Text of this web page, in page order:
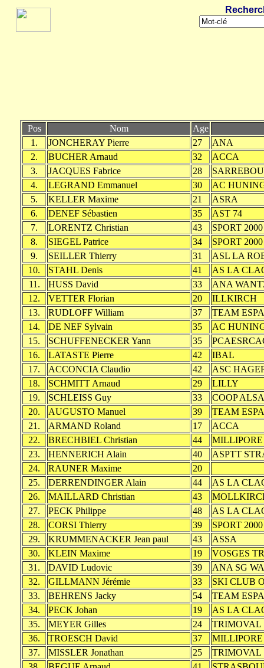
Pos Nom
Age
1.
JONCHERAY Pierre 27
ANA
2.
BUCHER Arnaud 32
ACCA
3.
JACQUES Fabrice 28
4.
LEGRAND Emmanuel 30
AC
5.
KELLER Maxime 21
ASRA
6.
DENEF Sébastien 35
AST 74
7.
LORENTZ Christian 43
SPORT 2000
8.
SIEGEL Patrice 34
SPORT 2000
9.
SEILLER Thierry 31
ASL LA
10.
STAHL Denis 41
AS LA
11.
HUSS David 33
ANA
12.
VETTER Florian 20
ILLKIRCH
13.
RUDLOFF William 37
TEAM
14.
DE NEF Sylvain 35
AC
15.
SCHUFFENECKER Yann 35
16.
LATASTE Pierre 42
IBAL
17.
ACCONCIA Claudio 42
ASC
18.
SCHMITT Arnaud 29
LILLY
19.
SCHLEISS Guy 33
COOP
20.
AUGUSTO Manuel 39
TEAM
21.
ARMAND Roland 17
ACCA
22.
BRECHBIEL Christian 44
MILLIPORE
23.
HENNERICH Alain 40
ASPTT
24.
RAUNER Maxime
20
25.
DERRENDINGER Alain 44
AS LA
26.
MAILLARD Christian 43
27.
PECK Philippe 48
AS LA
28.
CORSI Thierry 39
SPORT
29.
KRUMMENACKER Jean paul 43
ASSA
30.
KLEIN Maxime 19
VOSGES
31.
DAVID Ludovic 39
ANA SG
32.
GILLMANN Jérémie 33
SKI CLUB
33.
BEHRENS Jacky 54
TEAM
34.
PECK Johan 19
AS LA
35.
MEYER Gilles 24
TRIMOVAL
36.
TROESCH David 37
MILLIPORE
37.
MISSLER Jonathan 25
TRIMOVAL